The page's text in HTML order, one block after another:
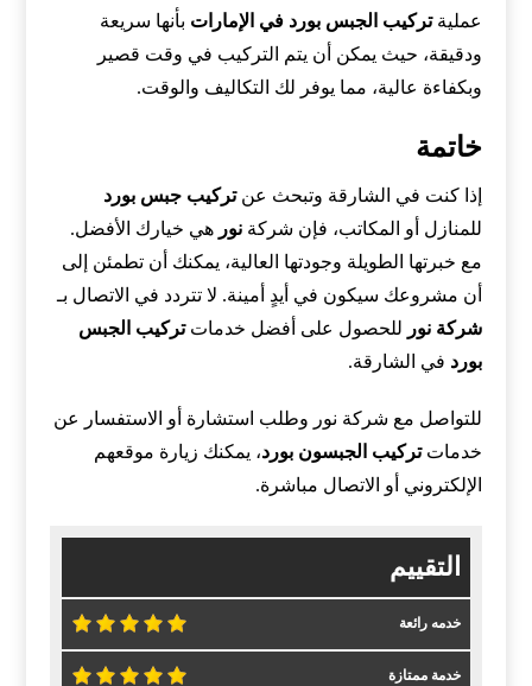
عمليةتركيب الجبس بورد في الإمارات بأنها سريعة
ودقيقة، حيث يمكن أن يتم التركيب في وقت قصير
وبكفاءة عالية، مما يوفر لك التكاليف والوقت.
خاتمة
إذا كنت في الشارقة وتبحث عنتركيب جبس بورد
للمنازل أو المكاتب، فإن شركةنور هي خيارك الأفضل.
مع خبرتها الطويلة وجودتها العالية، يمكنك أن تطمئن إلى
أن مشروعك سيكون في أيدٍ أمينة. لا تتردد في الاتصال بـ
شركة نور للحصول على أفضل خدماتتركيب الجبس
بورد في الشارقة.
للتواصل مع شركة نور وطلب استشارة أو الاستفسار عن
خدماتتركيب الجبسون بورد، يمكنك زيارة موقعهم
الإلكتروني أو الاتصال مباشرة.
التقييم
خدمه رائعة
خدمة ممتازة